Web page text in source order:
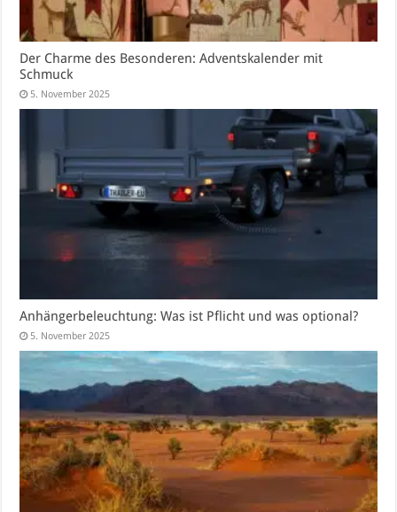
Der Charme des Besonderen: Adventskalender mit
Schmuck
5. November 2025
Anhängerbeleuchtung: Was ist Pflicht und was optional?
5. November 2025